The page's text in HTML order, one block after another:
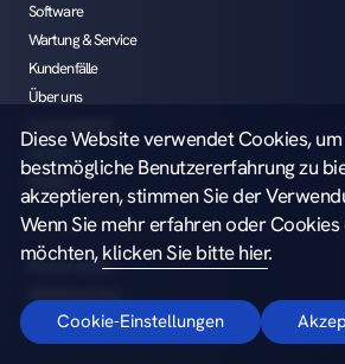
Software
Wartung & Service
Kundenfälle
Über uns
Karriere
Medien
Copyright ©2026 MotionTech
Privacy notice
Diese Website verwendet Cookies, um
bestmögliche Benutzererfahrung zu
akzeptieren, stimmen Sie der
Wenn Sie mehr erfahren oder
möchten,klicken Sie bitte hier.
Cookie-Einstellungen